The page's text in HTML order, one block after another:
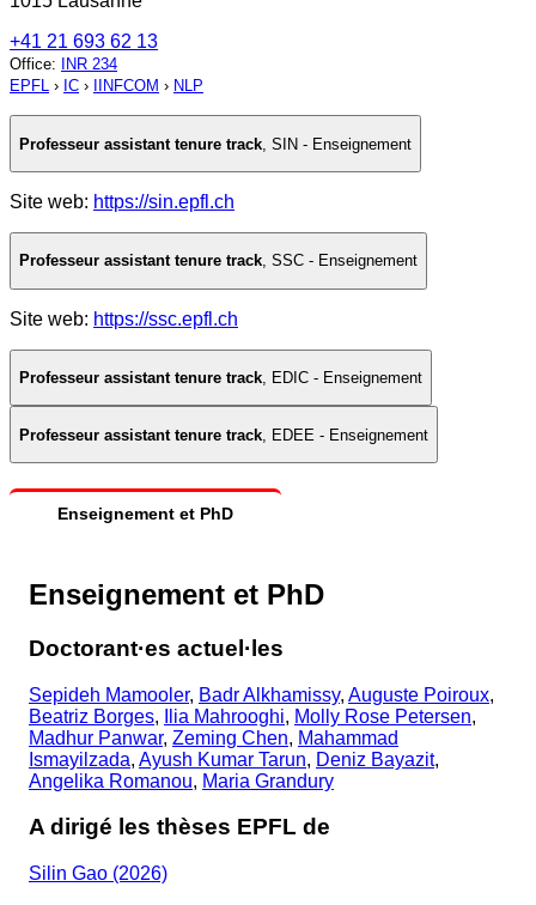
+41 21 693 62 13
Office:
INR 234
EPFL › IC › IINFCOM › NLP
Professeur assistant tenure track SIN - Enseignement
Site web: https://sin.epfl.ch
Professeur assistant tenure track, SSC - Enseignement
Site web: https://ssc.epfl.ch
Professeur assistant tenure track, EDIC - Enseignement
Professeur assistant tenure track EDEE - Enseignement
Enseignement et PhD
Enseignement et PhD
Doctorant·es actuel·les
Sepideh Mamooler, Badr Alkhamissy, Auguste Poiroux,
Beatriz Borges, Ilia Mahrooghi, Molly Rose Petersen,
Madhur Panwar, Zeming Chen, Mahammad
Ismayilzada, Ayush Kumar Tarun, Deniz Bayazit,
Angelika Romanou, Maria Grandury
A dirigé les thèses EPFL de
Silin Gao (2026)